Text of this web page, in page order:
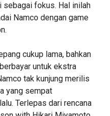
sebagai fokus. Hal inilah
Namco dengan game
cukup lama, bahkan
untuk ekstra
tak kunjung merilis
yang sempat
Terlepas dari rencana